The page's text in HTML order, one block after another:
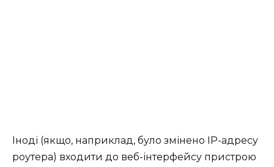
Іноді (якщо, наприклад, було змінено IP-адресу
роутера) входити до веб-інтерфейсу пристрою